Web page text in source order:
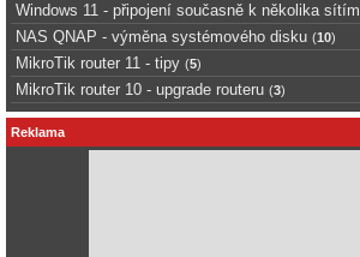
Windows 11 - připojení současně k několika sítím
NAS QNAP - výměna systémového disku (10)
MikroTik router 11 - tipy (5)
MikroTik router 10 - upgrade routeru (3)
Reklama